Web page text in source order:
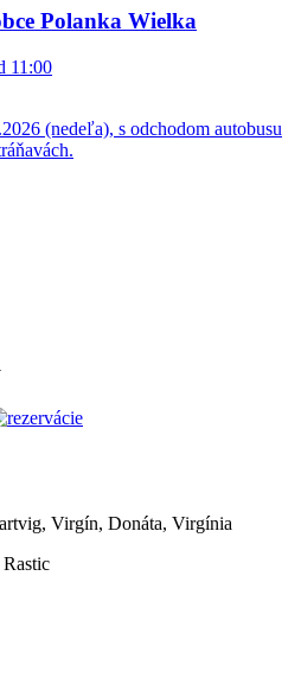
Polanka Wielka
11:00
(nedeľa), s odchodom autobusu
Virgín, Donáta, Virgínia
Rastic